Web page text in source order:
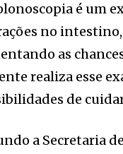
é um
no
as
realiza esse
de
a Secretaria